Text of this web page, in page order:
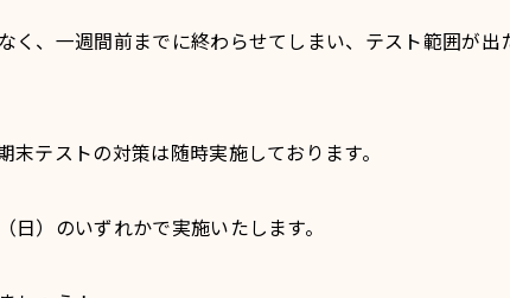
く、一週間前までに終わらせてしまい、テスト範囲が出
テストの対策は随時実施しております。
）のいずれかで実施いたします。